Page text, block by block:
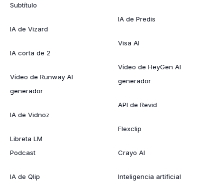
Subtítulo
IA de Vizard
IA corta de 2
Vídeo de Runway AI
generador
IA de Vidnoz
Libreta LM
Podcast
IA de Qlip
IA de Predis
Visa AI
Vídeo de HeyGen AI
generador
API de Revid
Flexclip
Crayo AI
Inteligencia artificial